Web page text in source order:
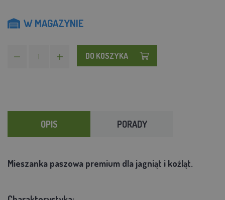
W MAGAZYNIE
DO KOSZYKA
OPIS PORADY
Mieszanka paszowa premium dla jagniąt i koźląt.